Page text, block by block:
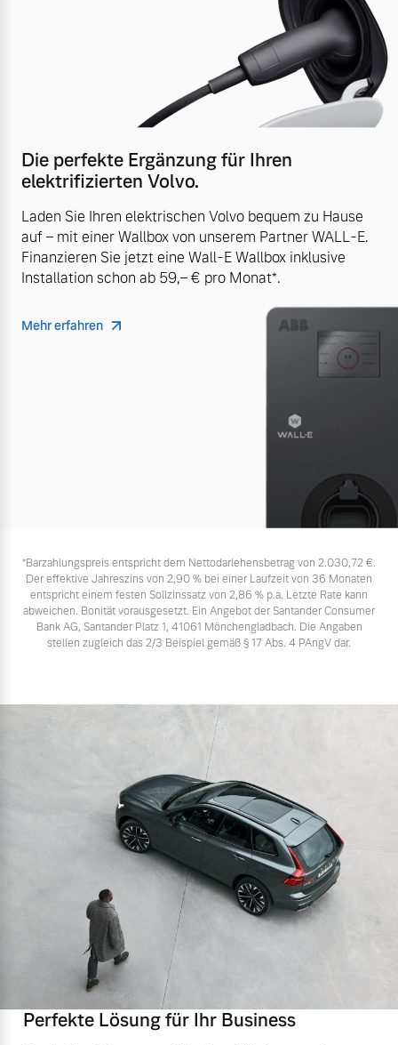
Die perfekte Ergänzung für Ihren
elektrifizierten Volvo.
Laden Sie Ihren elektrischen Volvo bequem zu Hause
auf – mit einer Wallbox von unserem Partner WALL-E.
Finanzieren Sie jetzt eine Wall-E Wallbox inklusive
Installation schon ab 59,– € pro Monat*.
Mehr erfahren
*Barzahlungspreis entspricht dem Nettodarlehensbetrag von 2.030,72 €.
Der effektive Jahreszins von 2,90 % bei einer Laufzeit von 36 Monaten
entspricht einem festen Sollzinssatz von 2,86 % p.a. Letzte Rate kann
abweichen. Bonität vorausgesetzt. Ein Angebot der Santander Consumer
Bank AG, Santander Platz 1, 41061 Mönchengladbach. Die Angaben
stellen zugleich das 2/3 Beispiel gemäß § 17 Abs. 4 PAngV dar.
Perfekte Lösung für Ihr Business